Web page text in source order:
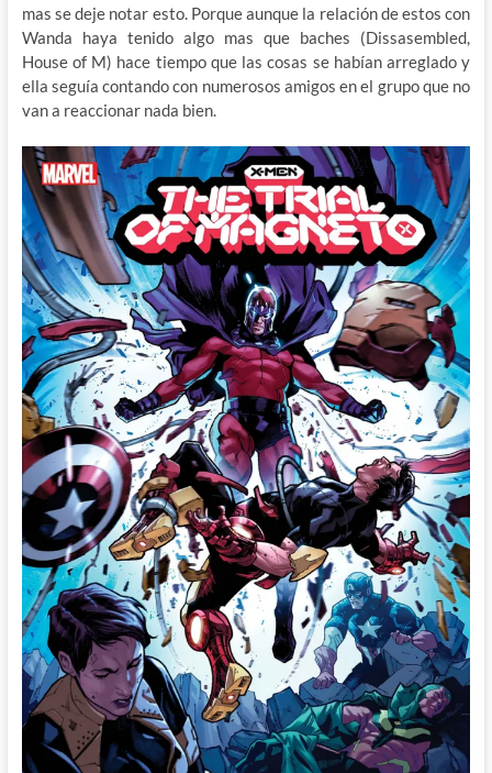
mas se deje notar esto. Porque aunque la relación de estos con
Wanda haya tenido algo mas que baches (Dissasembled,
House of M) hace tiempo que las cosas se habían arreglado y
ella seguía contando con numerosos amigos en el grupo que no
van a reaccionar nada bien.